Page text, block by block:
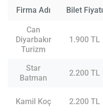
Firma Adı Bilet Fiyatı
Can
Diyarbakır
Turizm
1.900 TL
Star
Batman
2.200 TL
Kamil Koç 2.200 TL